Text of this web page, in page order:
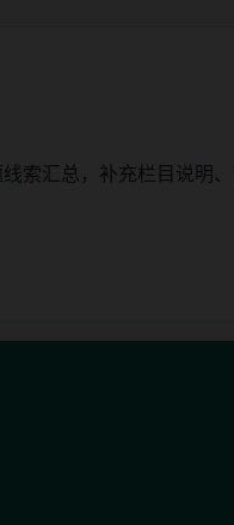
索汇总，补充栏目说明